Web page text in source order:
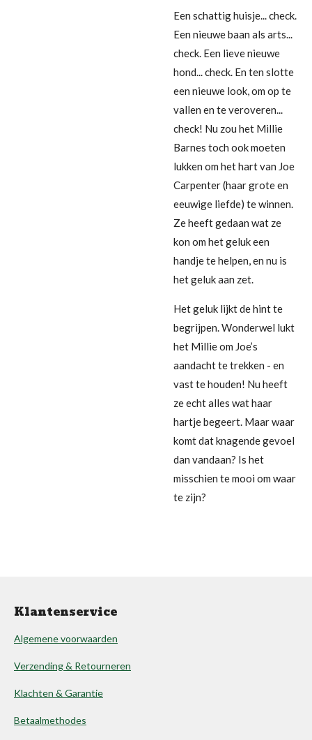
Een schattig huisje... check.
Een nieuwe baan als arts...
check. Een lieve nieuwe
hond... check. En ten slotte
een nieuwe look, om op te
vallen en te veroveren...
check! Nu zou het Millie
Barnes toch ook moeten
lukken om het hart van Joe
Carpenter (haar grote en
eeuwige liefde) te winnen.
Ze heeft gedaan wat ze
kon om het geluk een
handje te helpen, en nu is
het geluk aan zet.
Het geluk lijkt de hint te
begrijpen. Wonderwel lukt
het Millie om Joe’s
aandacht te trekken - en
vast te houden! Nu heeft
ze echt alles wat haar
hartje begeert. Maar waar
komt dat knagende gevoel
dan vandaan? Is het
misschien te mooi om waar
te zijn?
Klantenservice
Algemene voorwaarden
Verzending & Retourneren
Klachten & Garantie
Betaalmethodes